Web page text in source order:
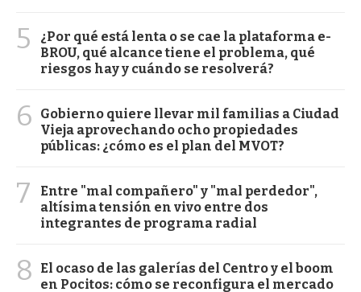
5
¿Por qué está lenta o se cae la plataforma e-
BROU, qué alcance tiene el problema, qué
riesgos hay y cuándo se resolverá?
6
Gobierno quiere llevar mil familias a Ciudad
Vieja aprovechando ocho propiedades
públicas: ¿cómo es el plan del MVOT?
7
Entre "mal compañero" y "mal perdedor",
altísima tensión en vivo entre dos
integrantes de programa radial
8
El ocaso de las galerías del Centro y el boom
en Pocitos: cómo se reconfigura el mercado